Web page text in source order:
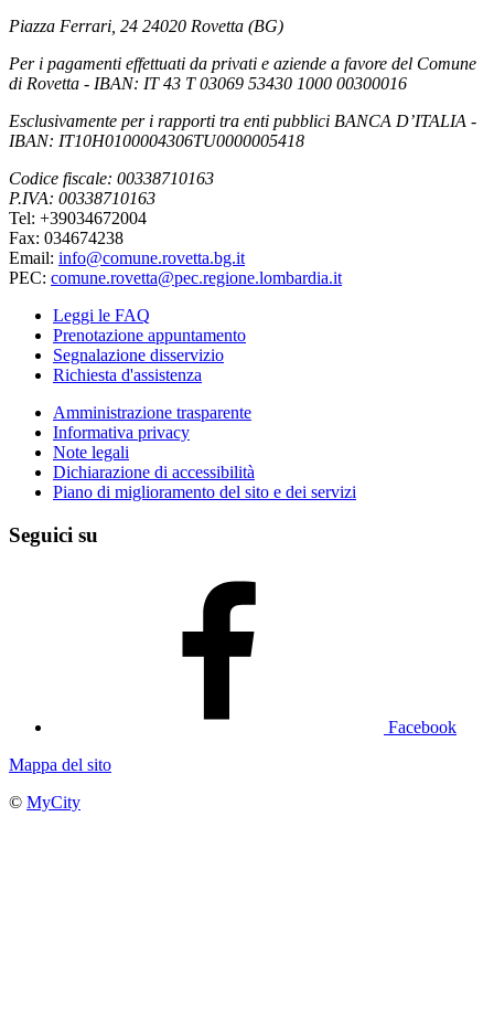
Piazza Ferrari, 24 24020 Rovetta (BG)
Per i pagamenti effettuati da privati e aziende a favore del Comune
di Rovetta - IBAN: IT 43 T 03069 53430 1000 00300016
Esclusivamente per i rapporti tra enti pubblici BANCA D’ITALIA -
IBAN: IT10H0100004306TU0000005418
Codice fiscale: 00338710163
P.IVA: 00338710163
Tel: +39034672004
Fax: 034674238
Email: info@comune.rovetta.bg.it
PEC: comune.rovetta@pec.regione.lombardia.it
Leggi le FAQ
Prenotazione appuntamento
Segnalazione disservizio
Richiesta d'assistenza
Amministrazione trasparente
Informativa privacy
Note legali
Dichiarazione di accessibilità
Piano di miglioramento del sito e dei servizi
Seguici su
Facebook
Mappa del sito
© MyCity